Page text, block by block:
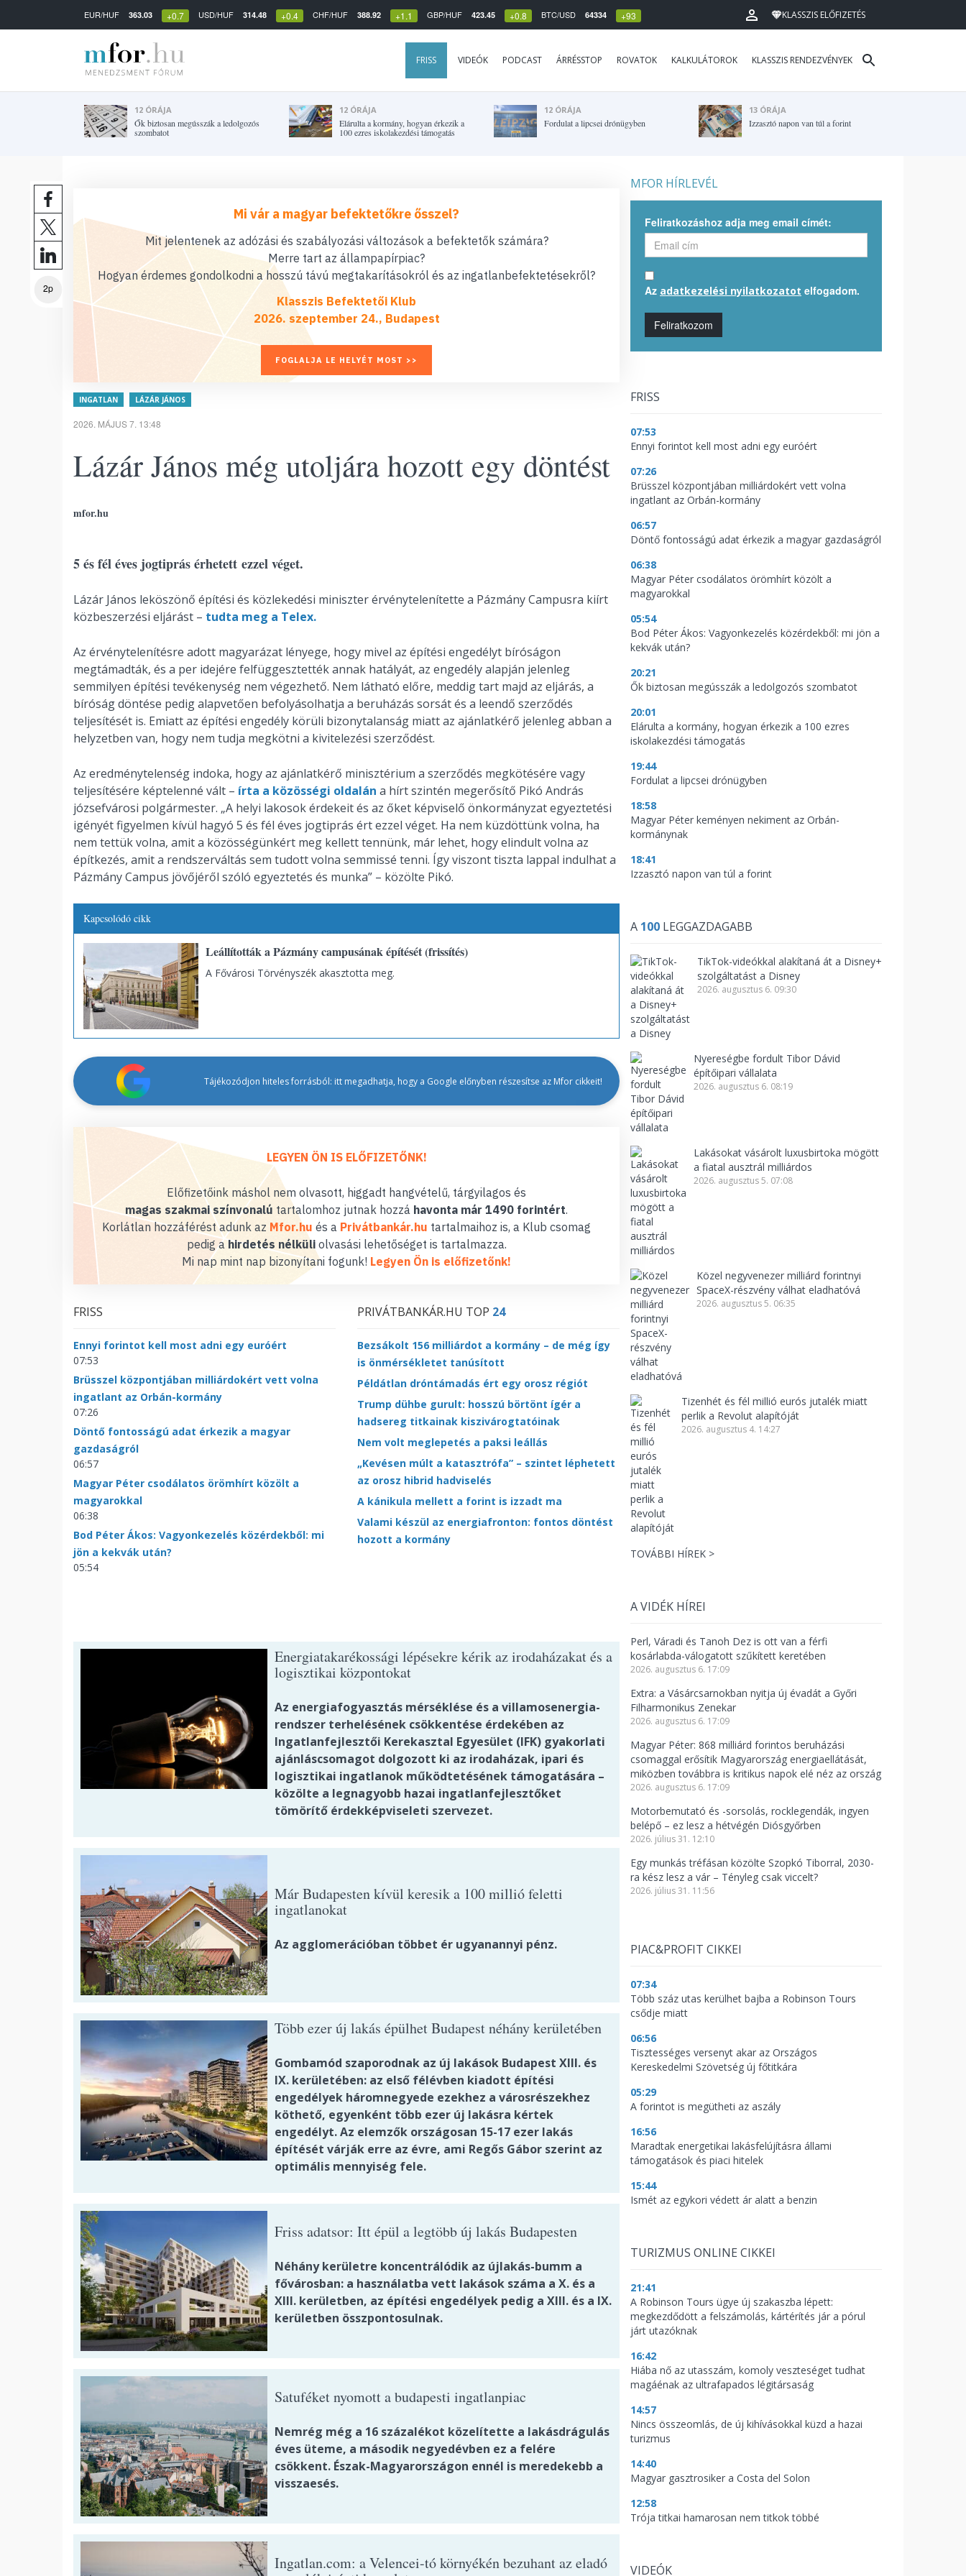
EUR/HUF 363.03 +0.7 USD/HUF 314.48 +0.4 CHF/HUF 388.92 +1.1 GBP/HUF 423.45 +0.8 BTC/USD 64334 +93 KLASSZIS ELŐFIZETÉS
FRISS VIDEÓK PODCAST ÁRRÉSSTOP ROVATOK KALKULÁTOROK KLASSZIS RENDEZVÉNYEK
12 ÓRÁJA
Ők biztosan megússzák a ledolgozós
szombatot
12 ÓRÁJA
Elárulta a kormány, hogyan érkezik a
100 ezres iskolakezdési támogatás
12 ÓRÁJA
Fordulat a lipcsei drónügyben
13 ÓRÁJA
Izzasztó napon van túl a forint
2p
Mi vár a magyar befektetőkre ősszel?
Mit jelentenek az adózási és szabályozási változások a befektetők számára?
Merre tart az állampapírpiac?
Hogyan érdemes gondolkodni a hosszú távú megtakarításokról és az ingatlanbefektetésekről?
Klasszis Befektetői Klub
2026. szeptember 24., Budapest
FOGLALJA LE HELYÉT MOST >>
INGATLAN LÁZÁR JÁNOS
2026. MÁJUS 7. 13:48
Lázár János még utoljára hozott egy döntést
mfor.hu
5 és fél éves jogtiprás érhetett ezzel véget.
Lázár János leköszönő építési és közlekedési miniszter érvénytelenítette a Pázmány Campusra kiírt
közbeszerzési eljárást – tudta meg a Telex.
Az érvénytelenítésre adott magyarázat lényege, hogy mivel az építési engedélyt bíróságon
megtámadták, és a per idejére felfüggesztették annak hatályát, az engedély alapján jelenleg
semmilyen építési tevékenység nem végezhető. Nem látható előre, meddig tart majd az eljárás, a
bíróság döntése pedig alapvetően befolyásolhatja a beruházás sorsát és a leendő szerződés
teljesítését is. Emiatt az építési engedély körüli bizonytalanság miatt az ajánlatkérő jelenleg abban a
helyzetben van, hogy nem tudja megkötni a kivitelezési szerződést.
Az eredménytelenség indoka, hogy az ajánlatkérő minisztérium a szerződés megkötésére vagy
teljesítésére képtelenné vált – írta a közösségi oldalán a hírt szintén megerősítő Pikó András
józsefvárosi polgármester. „A helyi lakosok érdekeit és az őket képviselő önkormányzat egyeztetési
igényét figyelmen kívül hagyó 5 és fél éves jogtiprás ért ezzel véget. Ha nem küzdöttünk volna, ha
nem tettük volna, amit a közösségünkért meg kellett tennünk, már lehet, hogy elindult volna az
építkezés, amit a rendszerváltás sem tudott volna semmissé tenni. Így viszont tiszta lappal indulhat a
Pázmány Campus jövőjéről szóló egyeztetés és munka” – közölte Pikó.
Kapcsolódó cikk
Leállították a Pázmány campusának építését (frissítés)
A Fővárosi Törvényszék akasztotta meg.
Tájékozódjon hiteles forrásból: itt megadhatja, hogy a Google előnyben részesítse az Mfor cikkeit!
LEGYEN ÖN IS ELŐFIZETŐNK!
Előfizetőink máshol nem olvasott, higgadt hangvételű, tárgyilagos és
magas szakmai színvonalú tartalomhoz jutnak hozzá havonta már 1490 forintért.
Korlátlan hozzáférést adunk az Mfor.hu és a Privátbankár.hu tartalmaihoz is, a Klub csomag
pedig ahirdetés nélküliolvasási lehetőséget is tartalmazza.
Mi nap mint nap bizonyítani fogunk! Legyen Ön is előfizetőnk!
FRISS
Ennyi forintot kell most adni egy euróért
07:53
Brüsszel központjában milliárdokért vett volna
ingatlant az Orbán-kormány
07:26
Döntő fontosságú adat érkezik a magyar
gazdaságról
06:57
Magyar Péter csodálatos örömhírt közölt a
magyarokkal
06:38
Bod Péter Ákos: Vagyonkezelés közérdekből: mi
jön a kekvák után?
05:54
PRIVÁTBANKÁR.HU TOP 24
Bezsákolt 156 milliárdot a kormány – de még így
is önmérsékletet tanúsított
Példátlan dróntámadás ért egy orosz régiót
Trump dühbe gurult: hosszú börtönt ígér a
hadsereg titkainak kiszivárogtatóinak
Nem volt meglepetés a paksi leállás
„Kevésen múlt a katasztrófa” – szintet léphetett
az orosz hibrid hadviselés
A kánikula mellett a forint is izzadt ma
Valami készül az energiafronton: fontos döntést
hozott a kormány
Energiatakarékossági lépésekre kérik az irodaházakat és a
logisztikai központokat
Az energiafogyasztás mérséklése és a villamosenergia-
rendszer terhelésének csökkentése érdekében az
Ingatlanfejlesztői Kerekasztal Egyesület (IFK) gyakorlati
ajánláscsomagot dolgozott ki az irodaházak, ipari és
logisztikai ingatlanok működtetésének támogatására –
közölte a legnagyobb hazai ingatlanfejlesztőket
tömörítő érdekképviseleti szervezet.
Már Budapesten kívül keresik a 100 millió feletti
ingatlanokat
Az agglomerációban többet ér ugyanannyi pénz.
Több ezer új lakás épülhet Budapest néhány kerületében
Gombamód szaporodnak az új lakások Budapest XIII. és
IX. kerületében: az első félévben kiadott építési
engedélyek háromnegyede ezekhez a városrészekhez
köthető, egyenként több ezer új lakásra kértek
engedélyt. Az elemzők országosan 15-17 ezer lakás
építését várják erre az évre, ami Regős Gábor szerint az
optimális mennyiség fele.
Friss adatsor: Itt épül a legtöbb új lakás Budapesten
Néhány kerületre koncentrálódik az újlakás-bumm a
fővárosban: a használatba vett lakások száma a X. és a
XIII. kerületben, az építési engedélyek pedig a XIII. és a IX.
kerületben összpontosulnak.
Satuféket nyomott a budapesti ingatlanpiac
Nemrég még a 16 százalékot közelítette a lakásdrágulás
éves üteme, a második negyedévben ez a felére
csökkent. Észak-Magyarországon ennél is meredekebb a
visszaesés.
Ingatlan.com: a Velencei-tó környékén bezuhant az eladó
MFOR HÍRLEVÉL
Feliratkozáshoz adja meg email címét:
Az adatkezelési nyilatkozatot elfogadom.
Feliratkozom
FRISS
07:53
Ennyi forintot kell most adni egy euróért
07:26
Brüsszel központjában milliárdokért vett volna
ingatlant az Orbán-kormány
06:57
Döntő fontosságú adat érkezik a magyar gazdaságról
06:38
Magyar Péter csodálatos örömhírt közölt a
magyarokkal
05:54
Bod Péter Ákos: Vagyonkezelés közérdekből: mi jön a
kekvák után?
20:21
Ők biztosan megússzák a ledolgozós szombatot
20:01
Elárulta a kormány, hogyan érkezik a 100 ezres
iskolakezdési támogatás
19:44
Fordulat a lipcsei drónügyben
18:58
Magyar Péter keményen nekiment az Orbán-
kormánynak
18:41
Izzasztó napon van túl a forint
A 100 LEGGAZDAGABB
TikTok-videókkal alakítaná át a Disney+
szolgáltatást a Disney
2026. augusztus 6. 09:30
Nyereségbe fordult Tibor Dávid
építőipari vállalata
2026. augusztus 6. 08:19
Lakásokat vásárolt luxusbirtoka mögött
a fiatal ausztrál milliárdos
2026. augusztus 5. 07:08
Közel negyvenezer milliárd forintnyi
SpaceX-részvény válhat eladhatóvá
2026. augusztus 5. 06:35
Tizenhét és fél millió eurós jutalék miatt
perlik a Revolut alapítóját
2026. augusztus 4. 14:27
TOVÁBBI HÍREK >
A VIDÉK HÍREI
Perl, Váradi és Tanoh Dez is ott van a férfi
kosárlabda-válogatott szűkített keretében
2026. augusztus 6. 17:09
Extra: a Vásárcsarnokban nyitja új évadát a Győri
Filharmonikus Zenekar
2026. augusztus 6. 17:09
Magyar Péter: 868 milliárd forintos beruházási
csomaggal erősítik Magyarország energiaellátását,
miközben továbbra is kritikus napok elé néz az ország
2026. augusztus 6. 17:09
Motorbemutató és -sorsolás, rocklegendák, ingyen
belépő – ez lesz a hétvégén Diósgyőrben
2026. július 31. 12:10
Egy munkás tréfásan közölte Szopkó Tiborral, 2030-
ra kész lesz a vár – Tényleg csak viccelt?
2026. július 31. 11:56
PIAC&PROFIT CIKKEI
07:34
Több száz utas kerülhet bajba a Robinson Tours
csődje miatt
06:56
Tisztességes versenyt akar az Országos
Kereskedelmi Szövetség új főtitkára
05:29
A forintot is megütheti az aszály
16:56
Maradtak energetikai lakásfelújításra állami
támogatások és piaci hitelek
15:44
Ismét az egykori védett ár alatt a benzin
TURIZMUS ONLINE CIKKEI
21:41
A Robinson Tours ügye új szakaszba lépett:
megkezdődött a felszámolás, kártérítés jár a pórul
járt utazóknak
16:42
Hiába nő az utasszám, komoly veszteséget tudhat
magáénak az ultrafapados légitársaság
14:57
Nincs összeomlás, de új kihívásokkal küzd a hazai
turizmus
14:40
Magyar gasztrosiker a Costa del Solon
12:58
Trója titkai hamarosan nem titkok többé
VIDEÓK